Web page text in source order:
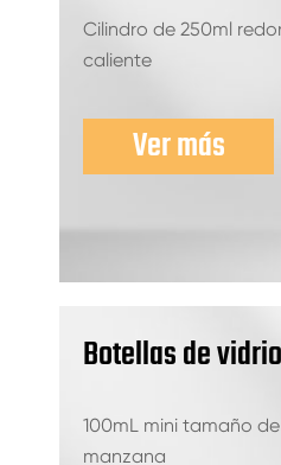
Cilindro de 250ml
caliente
Ver más
Botellas de
100mL mini tamaño
manzana